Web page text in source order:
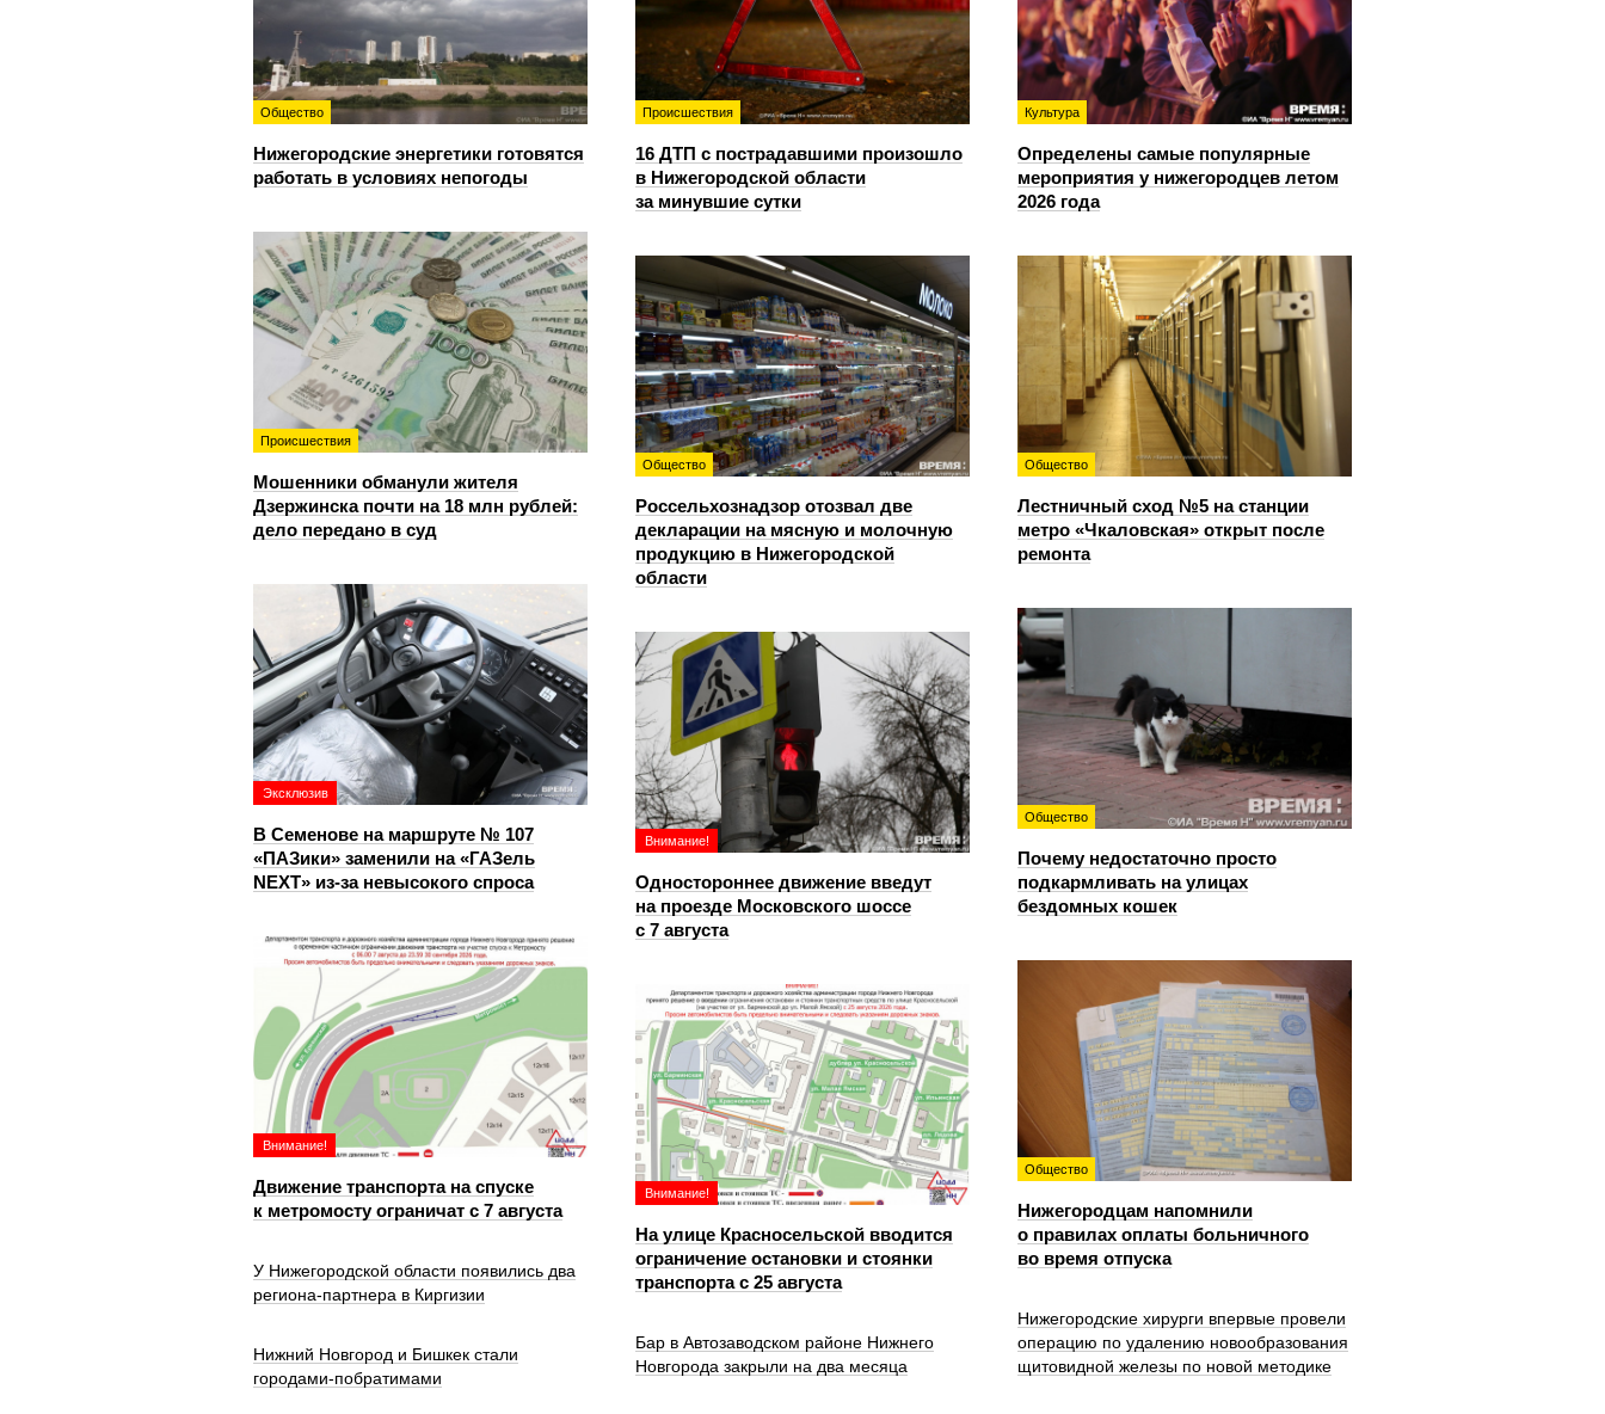
Общество
Нижегородские энергетики готовятся
работать в условиях непогоды
Происшествия
16 ДТП с пострадавшими произошло
в Нижегородской области
за минувшие сутки
Культура
Определены самые популярные
мероприятия у нижегородцев летом
2026 года
Происшествия
Мошенники обманули жителя
Дзержинска почти на 18 млн рублей:
дело передано в суд
Общество
Россельхознадзор отозвал две
декларации на мясную и молочную
продукцию в Нижегородской
области
Общество
Лестничный сход №5 на станции
метро «Чкаловская» открыт после
ремонта
Эксклюзив
В Семенове на маршруте № 107
«ПАЗики» заменили на «ГАЗель
NEXT» из‑за невысокого спроса
Общество
Почему недостаточно просто
подкармливать на улицах
бездомных кошек
Внимание!
Одностороннее движение введут
на проезде Московского шоссе
с 7 августа
Внимание!
Движение транспорта на спуске
к метромосту ограничат с 7 августа
Общество
Нижегородцам напомнили
о правилах оплаты больничного
во время отпуска
Внимание!
На улице Красносельской вводится
ограничение остановки и стоянки
транспорта с 25 августа
У Нижегородской области появились два
региона-партнера в Киргизии
Нижегородские хирурги впервые провели
операцию по удалению новообразования
щитовидной железы по новой методике
Бар в Автозаводском районе Нижнего
Новгорода закрыли на два месяца
Нижний Новгород и Бишкек стали
городами-побратимами